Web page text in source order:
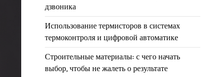
дзвоника
Использование термисторов в системах
термоконтроля и цифровой автоматике
Строительные материалы: с чего начать
выбор, чтобы не жалеть о результате